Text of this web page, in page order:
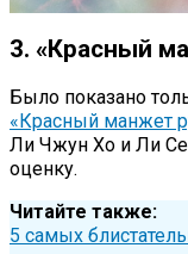
3. «Красный
Было показано
«Красный манжет
Ли Чжун Хо и Ли
оценку.
Читайте также:
5 самых